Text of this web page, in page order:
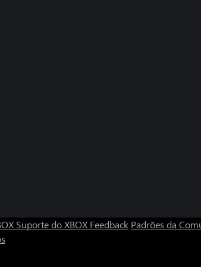
Suporte do XBOX Feedback Padrões da